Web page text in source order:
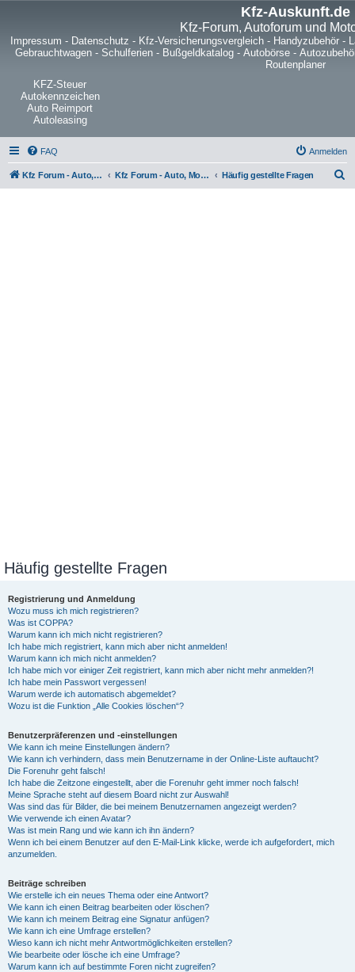
Kfz-Auskunft.de
Kfz-Forum, Autoforum und
Impressum - Datenschutz - Kfz-Versicherungsvergleich - Handyzubehör -
Gebrauchtwagen- Schulferien- Bußgeldkatalog- Autobörse-
Routenplaner
KFZ-Steuer
Autokennzeichen
Auto Reimport
Autoleasing
FAQ Anmelden
Kfz Forum - Auto, Motorrad und LKW Kfz Forum - Auto, Motorrad und LKW Häufig gestellte Fragen
Häufig gestellte Fragen
Registrierung und Anmeldung
Wozu muss ich mich registrieren?
Was ist COPPA?
Warum kann ich mich nicht registrieren?
Ich habe mich registriert, kann mich aber nicht anmelden!
Warum kann ich mich nicht anmelden?
Ich habe mich vor einiger Zeit registriert, kann mich aber nicht mehr anmelden?!
Ich habe mein Passwort vergessen!
Warum werde ich automatisch abgemeldet?
Wozu ist die Funktion „Alle Cookies löschen“?
Benutzerpräferenzen und -einstellungen
Wie kann ich meine Einstellungen ändern?
Wie kann ich verhindern, dass mein Benutzername in der Online-Liste auftaucht?
Die Forenuhr geht falsch!
Ich habe die Zeitzone eingestellt, aber die Forenuhr geht immer noch falsch!
Meine Sprache steht auf diesem Board nicht zur Auswahl!
Was sind das für Bilder, die bei meinem Benutzernamen angezeigt werden?
Wie verwende ich einen Avatar?
Was ist mein Rang und wie kann ich ihn ändern?
Wenn ich bei einem Benutzer auf den E-Mail-Link klicke, werde ich aufgefordert, mich
anzumelden.
Beiträge schreiben
Wie erstelle ich ein neues Thema oder eine Antwort?
Wie kann ich einen Beitrag bearbeiten oder löschen?
Wie kann ich meinem Beitrag eine Signatur anfügen?
Wie kann ich eine Umfrage erstellen?
Wieso kann ich nicht mehr Antwortmöglichkeiten erstellen?
Wie bearbeite oder lösche ich eine Umfrage?
Warum kann ich auf bestimmte Foren nicht zugreifen?